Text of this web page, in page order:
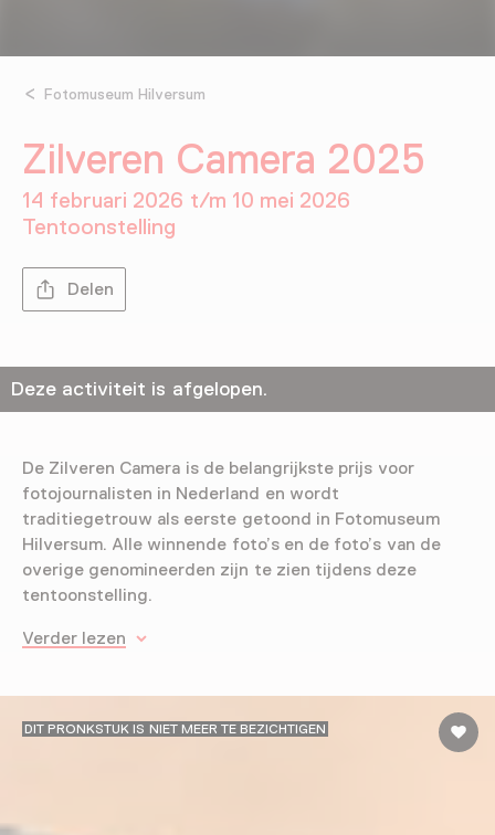
Fotomuseum Hilversum
Zilveren Camera 2025
14 februari 2026 t/m 10 mei 2026
Tentoonstelling
Delen
Deze activiteit is afgelopen.
De Zilveren Camera is de belangrijkste prijs voor
fotojournalisten in Nederland en wordt
traditiegetrouw als eerste getoond in Fotomuseum
Hilversum. Alle winnende foto’s en de foto’s van de
overige genomineerden zijn te zien tijdens deze
tentoonstelling.
Verder lezen
DIT PRONKSTUK IS NIET MEER TE BEZICHTIGEN